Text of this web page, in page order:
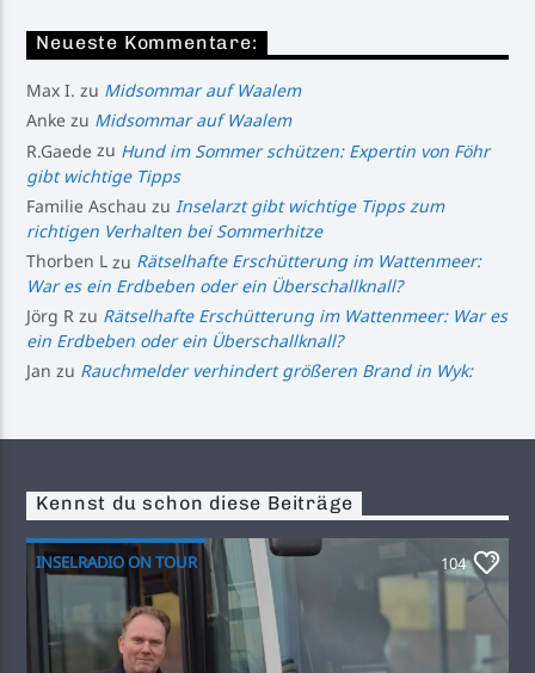
Neueste Kommentare:
Max I. zu Midsommar auf Waalem
Anke zu Midsommar auf Waalem
R.Gaede zu Hund im Sommer schützen: Expertin von Föhr
gibt wichtige Tipps
Familie Aschau zu Inselarzt gibt wichtige Tipps zum
richtigen Verhalten bei Sommerhitze
Thorben L zu Rätselhafte Erschütterung im Wattenmeer:
War es ein Erdbeben oder ein Überschallknall?
Jörg R zu Rätselhafte Erschütterung im Wattenmeer: War es
ein Erdbeben oder ein Überschallknall?
Jan zu Rauchmelder verhindert größeren Brand in Wyk:
Kennst du schon diese Beiträge
INSELRADIO ON TOUR 104